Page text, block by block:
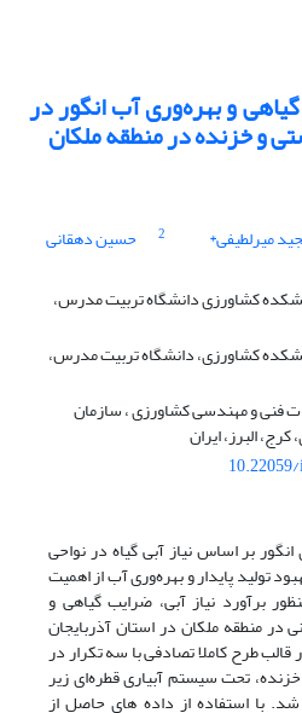
و بهره‌وری آب انگور در
و خزنده در منطقه ملکان
میرلطیفی* 2 حسین دهقانی
کشاورزی دانشگاه تربیت مدرس،
کشاورزی، دانشگاه تربیت مدرس،
فنی و مهندسی کشاورزی ، سازمان
البرز، ایران
بر اساس نیاز آبی گیاه در نواحی
تولید پایدار و بهره‌وری آب از اهمیت
برآورد نیاز آبی، ضرایب گیاهی و
در منطقه ملکان در استان آذربایجان
طرح کاملا تصادفی با سه تکرار در
تحت سیستم آبیاری قطره‌ای زیر
1399 انجام شد. با استفاده از داده های حاصل از